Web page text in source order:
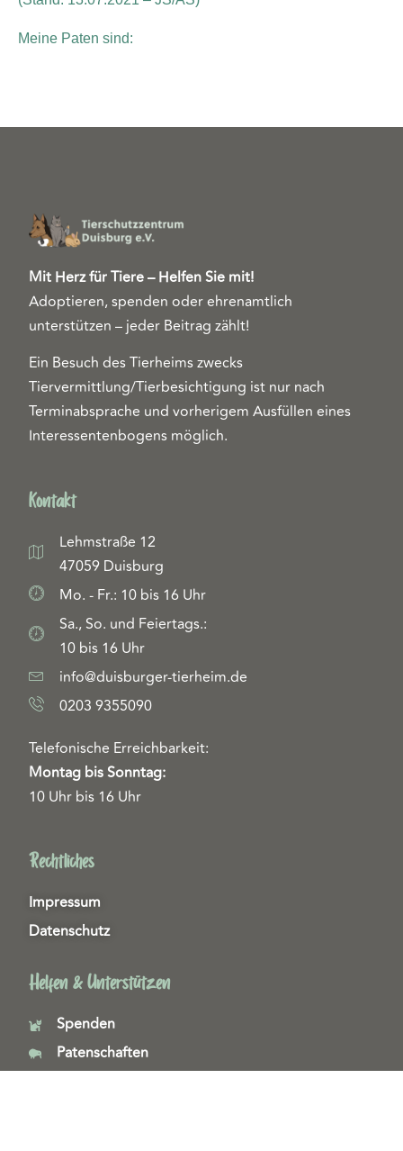
Meine Paten sind:
Mit Herz für Tiere – Helfen Sie mit!
Adoptieren, spenden oder ehrenamtlich
unterstützen – jeder Beitrag zählt!
Ein Besuch des Tierheims zwecks
Tiervermittlung/Tierbesichtigung ist nur nach
Terminabsprache und vorherigem Ausfüllen eines
Interessentenbogens möglich.
Kontakt
Lehmstraße 12
47059 Duisburg
Mo. - Fr.: 10 bis 16 Uhr
Sa., So. und Feiertags.:
10 bis 16 Uhr
info@duisburger-tierheim.de
0203 9355090
Telefonische Erreichbarkeit:
Montag bis Sonntag:
10 Uhr bis 16 Uhr
Rechtliches
Impressum
Datenschutz
Helfen & Unterstützen
Spenden
Patenschaften